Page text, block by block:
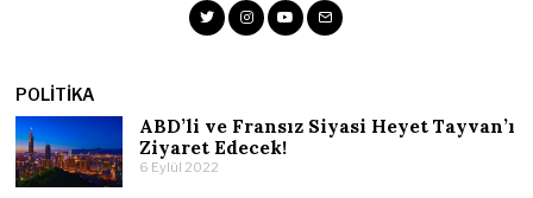
POLITIKA
ABD’li ve Fransız Siyasi Heyet Tayvan’ı
Ziyaret Edecek!
6 Eylül 2022